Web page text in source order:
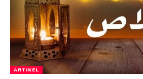
ARTIKEL